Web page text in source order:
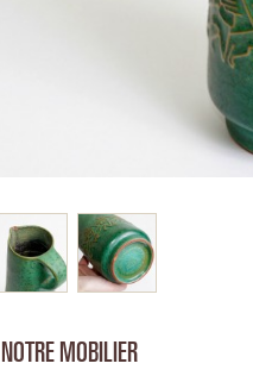
NOTRE MOBILIER